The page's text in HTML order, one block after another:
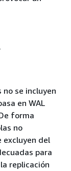
se incluyen
en WAL
forma
no
excluyen del
para
replicación